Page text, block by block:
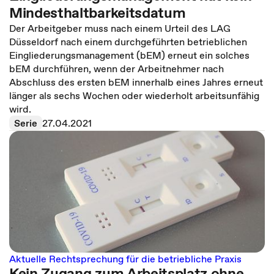
Mindesthaltbarkeitsdatum
Der Arbeitgeber muss nach einem Urteil des LAG
Düsseldorf nach einem durchgeführten betrieblichen
Eingliederungsmanagement (bEM) erneut ein solches
bEM durchführen, wenn der Arbeitnehmer nach
Abschluss des ersten bEM innerhalb eines Jahres erneut
länger als sechs Wochen oder wiederholt arbeitsunfähig
wird.
Serie 27.04.2021
Aktuelle Rechtsprechung für die betriebliche Praxis